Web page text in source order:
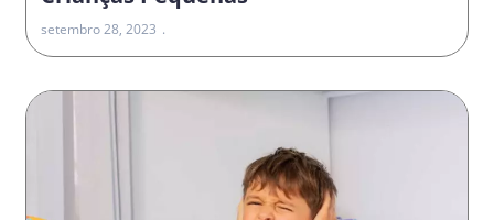
setembro 28, 2023